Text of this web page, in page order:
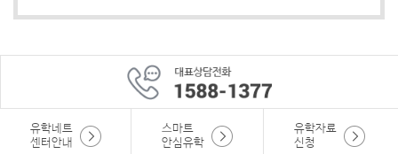
유학네트
센터안내
스마트
안심유학
유학자료
신청